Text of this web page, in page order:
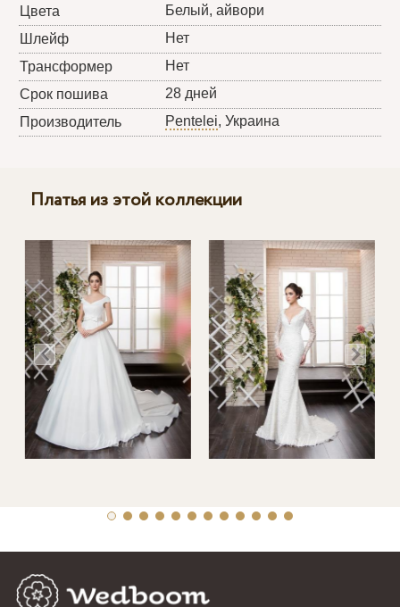
Цвета
Белый, айвори
Шлейф
Нет
Трансформер
Нет
Срок пошива
28 дней
Производитель
Pentelei, Украина
Платья из этой коллекции